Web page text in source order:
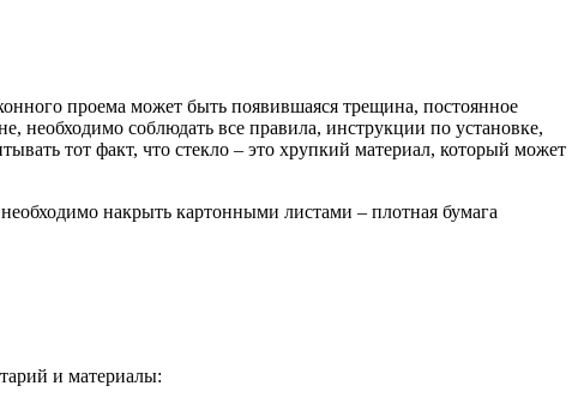
проема может быть появившаяся трещина, постоянное
необходимо соблюдать все правила, инструкции по установке,
тот факт, что стекло – это хрупкий материал, который может
накрыть картонными листами – плотная бумага
и материалы: